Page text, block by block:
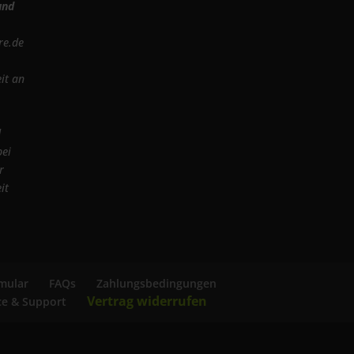
an
FAQs
Zahlungsbedingungen
& Support Vertrag widerrufen